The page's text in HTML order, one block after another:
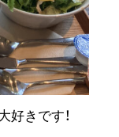
きです！